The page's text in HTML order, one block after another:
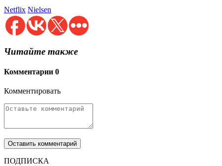
Netflix Nielsen
Читайте также
Комментарии 0
Комментировать
ПОДПИСКА